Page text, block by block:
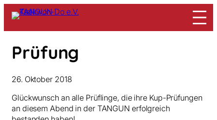
Inhalt
springen
Prüfung
26. Oktober 2018
Glückwunsch an alle Prüflinge, die ihre Kup-Prüfungen
an diesem Abend in der TANGUN erfolgreich